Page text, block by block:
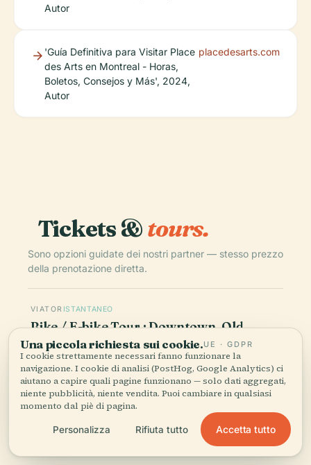
Autor
'Guía Definitiva para Visitar Place
des Arts en Montreal - Horas,
Boletos, Consejos y Más', 2024,
Autor
placedesarts.com
Tickets &tours.
Sono opzioni guidate dei nostri partner — stesso prezzo
della prenotazione diretta.
VIATOR ISTANTANEO
Bike / E-bike Tour : Downtown, Old
Montreal, Waterfront by Fitz
4.9 (314)
da €59.43
Una piccola richiesta sui cookie.UE · GDPR
I cookie strettamente necessari fanno funzionare la
navigazione. I cookie di analisi (PostHog, Google Analytics) ci
aiutano a capire quali pagine funzionano — solo dati aggregati,
niente pubblicità, niente vendita. Puoi cambiare in qualsiasi
momento dal piè di pagina.
Personalizza Rifiuta tutto Accetta tutto